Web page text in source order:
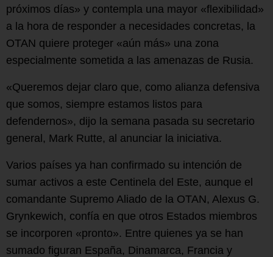
próximos días» y contempla una mayor «flexibilidad»
a la hora de responder a necesidades concretas, la
OTAN quiere proteger «aún más» una zona
especialmente sometida a las amenazas de Rusia.
«Queremos dejar claro que, como alianza defensiva
que somos, siempre estamos listos para
defendernos», dijo la semana pasada su secretario
general, Mark Rutte, al anunciar la iniciativa.
Varios países ya han confirmado su intención de
sumar activos a este Centinela del Este, aunque el
comandante Supremo Aliado de la OTAN, Alexus G.
Grynkewich, confía en que otros Estados miembros
se incorporen «pronto». Entre quienes ya se han
sumado figuran España, Dinamarca, Francia y